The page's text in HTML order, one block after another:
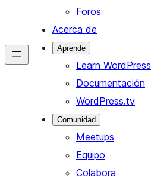
Foros
Acerca de
Aprende
Learn WordPress
Documentación
WordPress.tv
Comunidad
Meetups
Equipo
Colabora